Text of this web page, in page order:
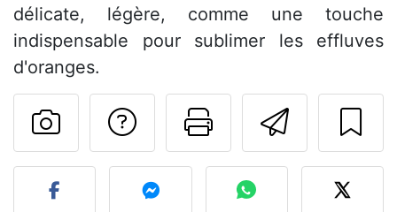
délicate, légère, comme une touche
indispensable pour sublimer les effluves
d'oranges.
Imprimer
Poser une
Publier votre photo de